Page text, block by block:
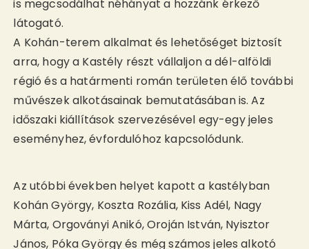
is megcsodálhat néhányat a hozzánk érkező
látogató.
A Kohán-terem alkalmat és lehetőséget biztosít
arra, hogy a Kastély részt vállaljon a dél-alföldi
régió és a határmenti román területen élő további
művészek alkotásainak bemutatásában is. Az
időszaki kiállítások szervezésével egy-egy jeles
eseményhez, évfordulóhoz kapcsolódunk.
Az utóbbi években helyet kapott a kastélyban
Kohán György, Koszta Rozália, Kiss Adél, Nagy
Márta, Orgoványi Anikó, Oroján István, Nyisztor
János, Póka György és még számos jeles alkotó